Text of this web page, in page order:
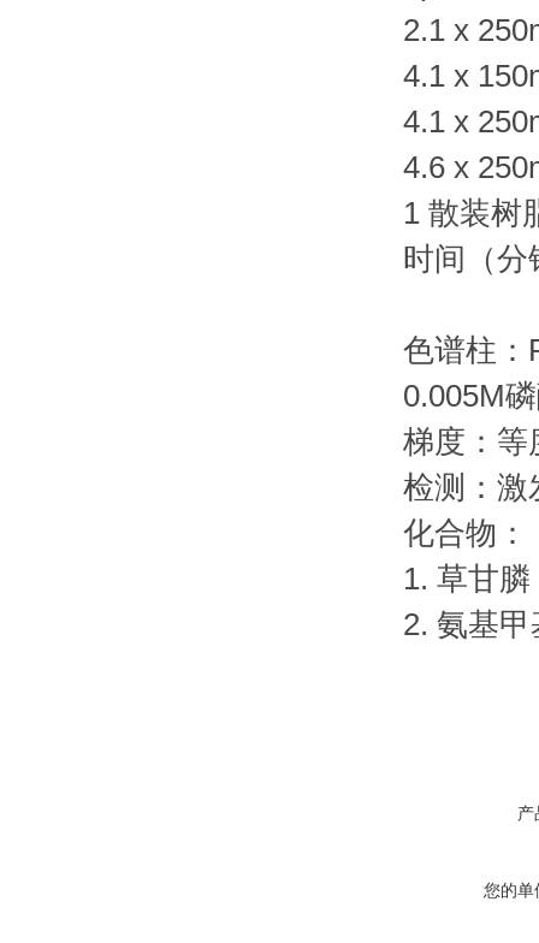
2.1 x
4.1 x
4.1 x
4.6 x
1 散装树
时间（分
色谱柱：
0.005M
梯度：等
检测：激
化合物：
1. 草甘膦
2. 氨基
产
您的单